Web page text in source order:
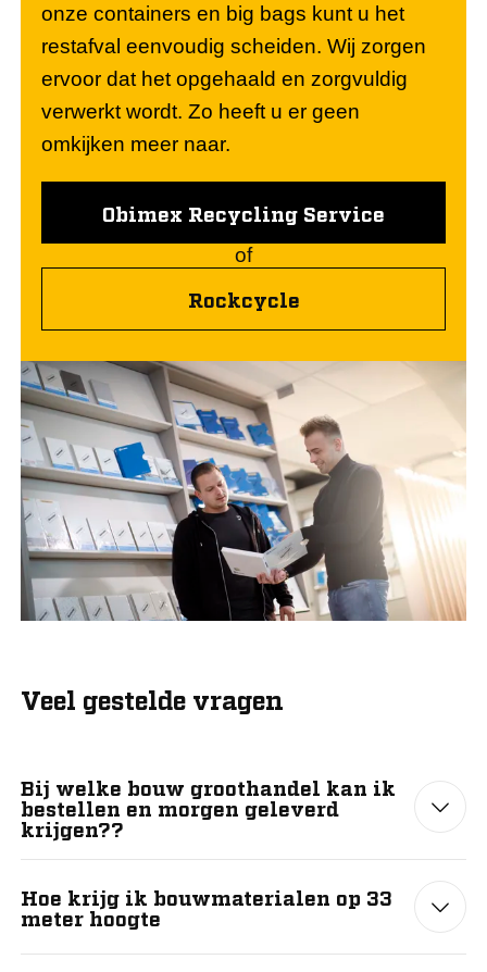
onze containers en big bags kunt u het
restafval eenvoudig scheiden. Wij zorgen
ervoor dat het opgehaald en zorgvuldig
verwerkt wordt. Zo heeft u er geen
omkijken meer naar.
Obimex Recycling Service
of
Rockcycle
Veel gestelde vragen
Bij welke bouw groothandel kan ik
bestellen en morgen geleverd
krijgen??
Hoe krijg ik bouwmaterialen op 33
meter hoogte